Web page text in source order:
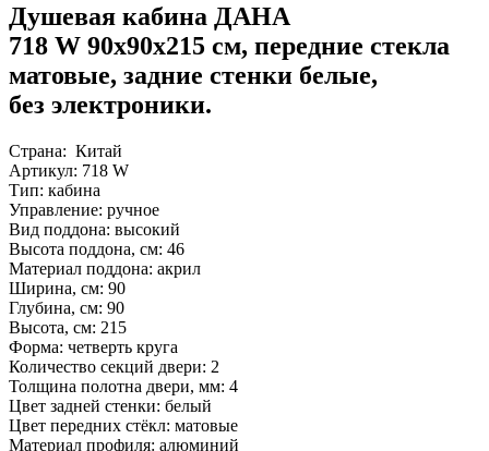
Душевая кабина ДАНА
718 W 90х90х215 см, передние стекла
матовые, задние стенки белые,
без электроники.
Страна: Китай
Артикул: 718 W
Тип: кабина
Управление: ручное
Вид поддона: высокий
Высота поддона, см: 46
Материал поддона: акрил
Ширина, см: 90
Глубина, см: 90
Высота, см: 215
Форма: четверть круга
Количество секций двери: 2
Толщина полотна двери, мм: 4
Цвет задней стенки: белый
Цвет передних стёкл: матовые
Материал профиля: алюминий